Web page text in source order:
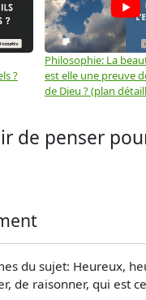
?
Philosophie: La
est elle une preuve
de Dieu ? (plan
de penser
du sujet: Heureux,
de raisonner, qui est